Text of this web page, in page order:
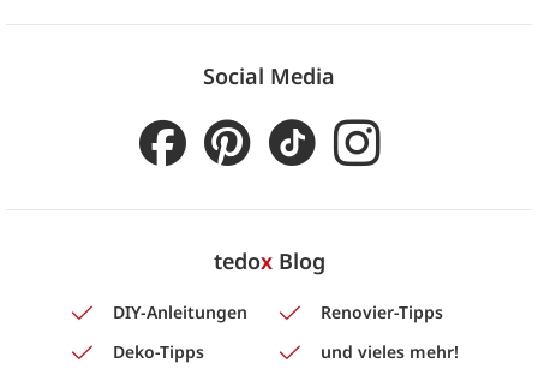
Social Media
tedoxBlog
DIY-Anleitungen
Renovier-Tipps
Deko-Tipps
und vieles mehr!